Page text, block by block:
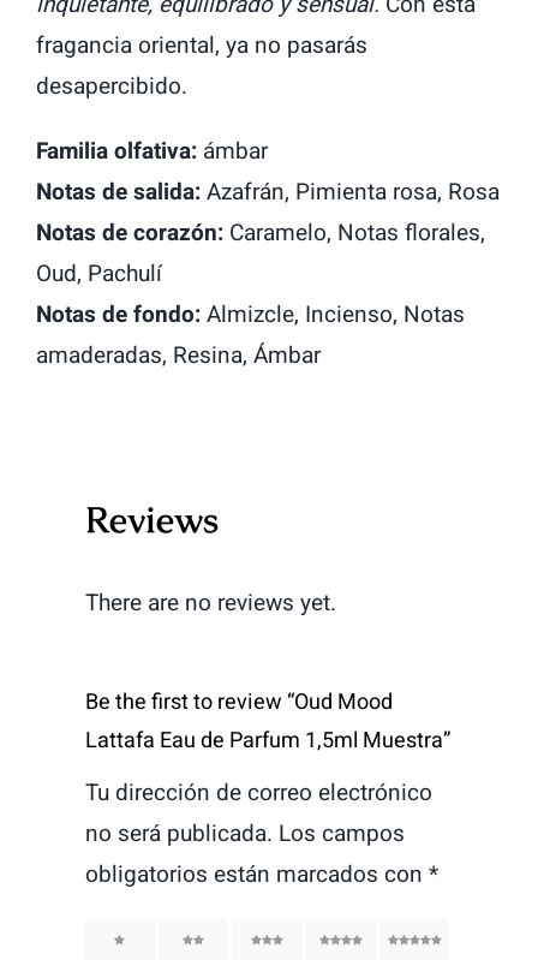
fragancia oriental, ya no pasarás
desapercibido.
Familia olfativa:ámbar
Notas de salida:Azafrán, Pimienta rosa, Rosa
Notas de corazón:Caramelo, Notas florales,
Oud, Pachulí
Notas de fondo:Almizcle, Incienso, Notas
amaderadas, Resina, Ámbar
Reviews
There are no reviews yet.
Be the first to review “Oud Mood
Lattafa Eau de Parfum 1,5ml Muestra”
Tu dirección de correo electrónico
no será publicada. Los campos
obligatorios están marcados con *
2 3 4 5